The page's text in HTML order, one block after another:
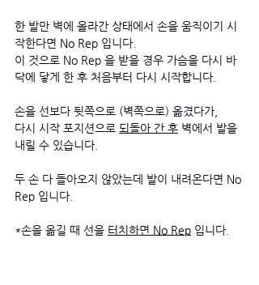
한 발만 벽에 올라간 상태에서 손을 움직이기 시
작한다면 No Rep 입니다.
이 것으로 No Rep 을 받을 경우 가슴을 다시 바
닥에 닿게 한 후 처음부터 다시 시작합니다.
손을 선보다 뒷쪽으로 (벽쪽으로) 옮겼다가,
다시 시작 포지션으로 되돌아 간 후 벽에서 발을
내릴 수 있습니다.
두 손 다 돌아오지 않았는데 발이 내려온다면 No
Rep 입니다.
*손을 옮길 때 선을 터치하면 No Rep 입니다.